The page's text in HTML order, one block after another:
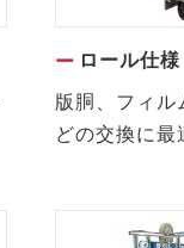
ロール仕様
版胴、フィル
どの交換に最